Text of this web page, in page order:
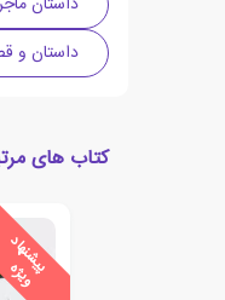
داستان و
کتاب های
پ
ی
ش
ن
ه
ا
د
و
ی
ژ
ه